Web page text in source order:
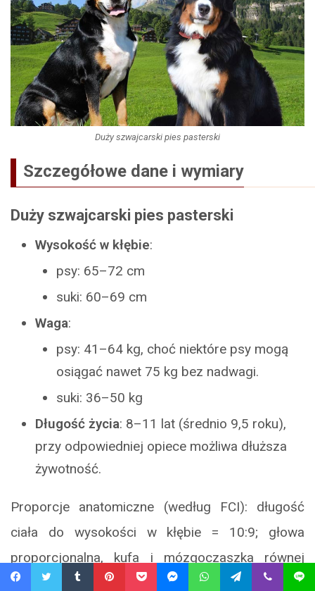
Duży szwajcarski pies pasterski
Szczegółowe dane i wymiary
Duży szwajcarski pies pasterski
Wysokość w kłębie:
psy: 65–72 cm
suki: 60–69 cm
Waga:
psy: 41–64 kg, choć niektóre psy mogą
osiągać nawet 75 kg bez nadwagi.
suki: 36–50 kg
Długość życia: 8–11 lat (średnio 9,5 roku),
przy odpowiedniej opiece możliwa dłuższa
żywotność.
Proporcje anatomiczne (według FCI): długość
ciała do wysokości w kłębie = 10:9; głowa
proporcjonalna, kufa i mózgoczaszka równej
długości (1:1); szerokość czaszki dwukrotnie